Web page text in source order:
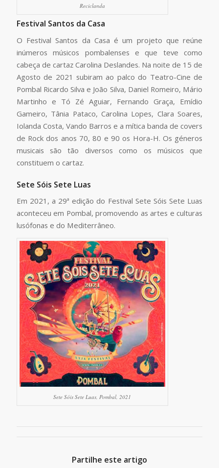
Reciclanda
Festival Santos da Casa
O Festival Santos da Casa é um projeto que reúne
inúmeros músicos pombalenses e que teve como
cabeça de cartaz Carolina Deslandes. Na noite de 15 de
Agosto de 2021 subiram ao palco do Teatro-Cine de
Pombal Ricardo Silva e João Silva, Daniel Romeiro, Mário
Martinho e Tó Zé Aguiar, Fernando Graça, Emídio
Gameiro, Tânia Pataco, Carolina Lopes, Clara Soares,
Iolanda Costa, Vando Barros e a mítica banda de covers
de Rock dos anos 70, 80 e 90 os Hora-H. Os géneros
musicais são tão diversos como os músicos que
constituem o cartaz.
Sete Sóis Sete Luas
Em 2021, a 29ª edição do Festival Sete Sóis Sete Luas
aconteceu em Pombal, promovendo as artes e culturas
lusófonas e do Mediterrâneo.
Sete Sóis Sete Luas, Pombal, 2021
Partilhe este artigo